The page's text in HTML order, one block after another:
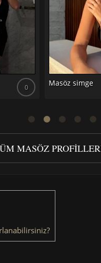
0 Masöz simge
MASÖZ